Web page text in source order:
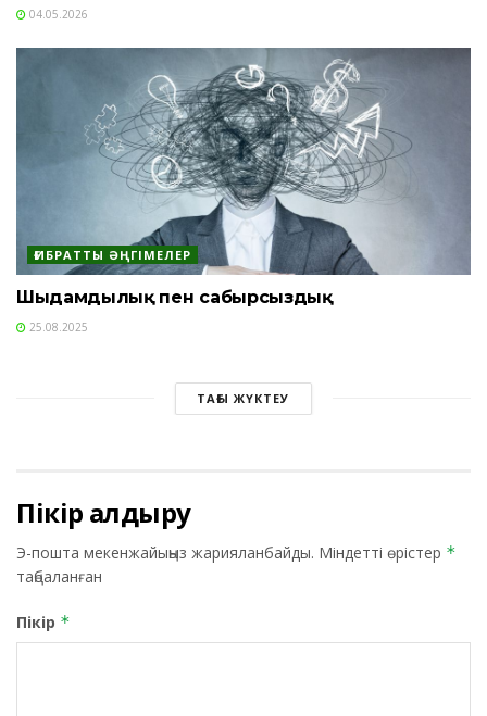
04.05.2026
ҒИБРАТТЫ ӘҢГІМЕЛЕР
Шыдамдылық пен сабырсыздық
25.08.2025
ТАҒЫ ЖҮКТЕУ
Пікір қалдыру
Э-пошта мекенжайыңыз жарияланбайды. Міндетті өрістер *
таңбаланған
Пікір *